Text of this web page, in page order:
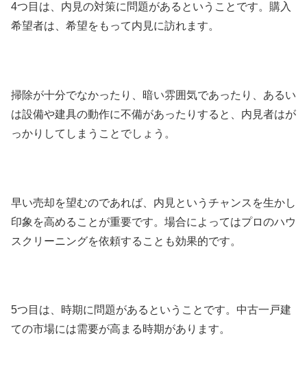
4つ目は、内見の対策に問題があるということです。購入
希望者は、希望をもって内見に訪れます。
掃除が十分でなかったり、暗い雰囲気であったり、あるい
は設備や建具の動作に不備があったりすると、内見者はが
っかりしてしまうことでしょう。
早い売却を望むのであれば、内見というチャンスを生かし
印象を高めることが重要です。場合によってはプロのハウ
スクリーニングを依頼することも効果的です。
5つ目は、時期に問題があるということです。中古一戸建
ての市場には需要が高まる時期があります。